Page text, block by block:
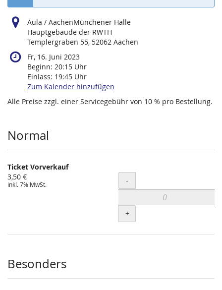
Aula / AachenMünchener Halle
Hauptgebäude der RWTH
Templergraben 55, 52062 Aachen
Fr, 16. Juni 2023
Beginn: 20:15 Uhr
Einlass: 19:45 Uhr
Zum Kalender hinzufügen
Alle Preise zzgl. einer Servicegebühr von 10 % pro Bestellung.
Produkte
Normal
Ticket Vorverkauf
3,50 €
inkl. 7% MwSt. Menge
-
+
Besonders